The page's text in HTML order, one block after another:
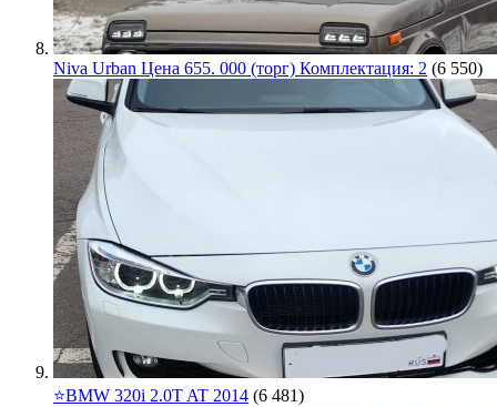
Niva Urban Цена 655. 000 (торг) Комплектация: 2 (6 550)
⭐️BMW 320i 2.0T AT 2014 (6 481)